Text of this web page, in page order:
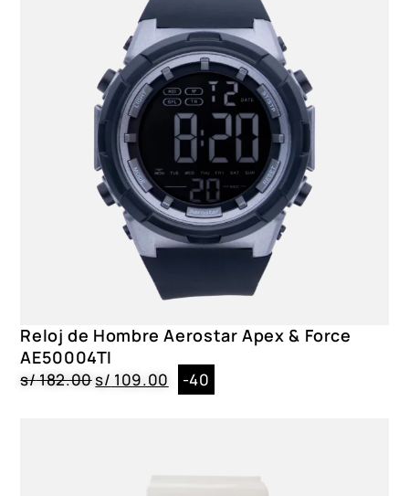
Reloj de Hombre Aerostar Apex & Force
AE50004TI
s/182.00s/ 109.00 -40